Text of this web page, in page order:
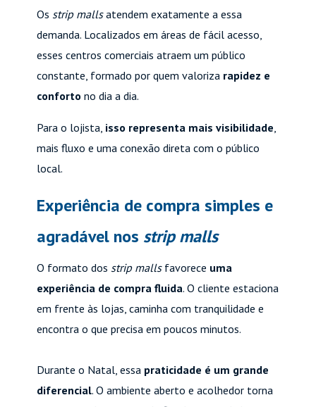
Os strip mallsatendem exatamente a essa
demanda. Localizados em áreas de fácil acesso,
esses centros comerciais atraem um público
constante, formado por quem valoriza rapidez e
conforto no dia a dia.
Para o lojista, isso representa mais visibilidade
mais fluxo e uma conexão direta com o público
local.
Experiência de compra simples e
agradável nos strip malls
O formato dos strip mallsfavorece uma
experiência de compra fluida. O cliente estaciona
em frente às lojas, caminha com tranquilidade e
encontra o que precisa em poucos minutos.
Durante o Natal, essa praticidade é um grande
diferencial. O ambiente aberto e acolhedor torna